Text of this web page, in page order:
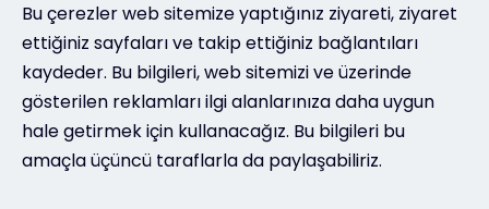
Bu çerezler web sitemize yaptığınız ziyareti, ziyaret
ettiğiniz sayfaları ve takip ettiğiniz bağlantıları
kaydeder. Bu bilgileri, web sitemizi ve üzerinde
gösterilen reklamları ilgi alanlarınıza daha uygun
hale getirmek için kullanacağız. Bu bilgileri bu
amaçla üçüncü taraflarla da paylaşabiliriz.